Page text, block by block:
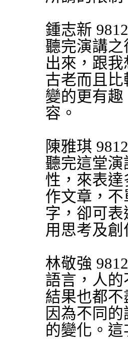
鍾志新
聽完演講
出來，跟
古老而且
變的更有
容。
陳雅琪
聽完這堂
性，來表
作文章，
字，卻可
用思考及
林敬強
語言，人
結果也都
因為不同
的變化。